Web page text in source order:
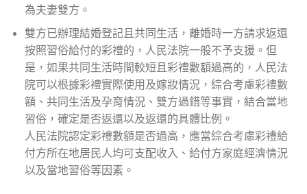
為夫妻雙方。
雙方已辦理結婚登記且共同生活，離婚時一方請求返還
按照習俗給付的彩禮的，人民法院一般不予支援。但
是，如果共同生活時間較短且彩禮數額過高的，人民法
院可以根據彩禮實際使用及嫁妝情況，綜合考慮彩禮數
額、共同生活及孕育情況、雙方過錯等事實，結合當地
習俗，確定是否返還以及返還的具體比例。
人民法院認定彩禮數額是否過高，應當綜合考慮彩禮給
付方所在地居民人均可支配收入、給付方家庭經濟情況
以及當地習俗等因素。